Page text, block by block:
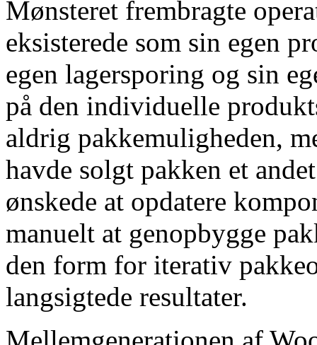
Mønsteret frembragte
eksisterede som sin egen
egen lagersporing og sin
på den individuelle
aldrig pakkemuligheden,
havde solgt pakken et
ønskede at opdatere
manuelt at genopbygge
den form for iterativ
langsigtede resultater.